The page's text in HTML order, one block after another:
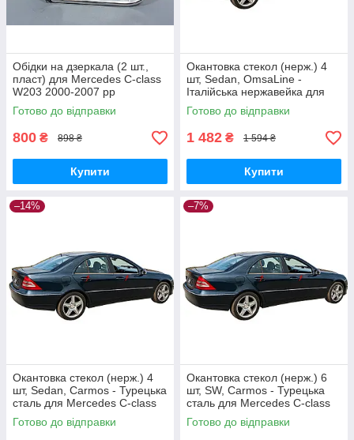
Обідки на дзеркала (2 шт.,
пласт) для Mercedes C-class
W203 2000-2007 рр
Готово до відправки
800 ₴ 898 ₴
Купити
Окантовка стекол (нерж.) 4
шт, Sedan, OmsaLine -
Італійська нержавейка для
Mercedes C-class W203 2000-
2007 рр
Готово до відправки
1 482 ₴ 1 594 ₴
Купити
–14%
Окантовка стекол (нерж.) 4
шт, Sedan, Carmos - Турецька
сталь для Mercedes C-class
W203 2000-2007 рр
Готово до відправки
–7%
Окантовка стекол (нерж.) 6
шт, SW, Carmos - Турецька
сталь для Mercedes C-class
W203 2000-2007 рр
Готово до відправки